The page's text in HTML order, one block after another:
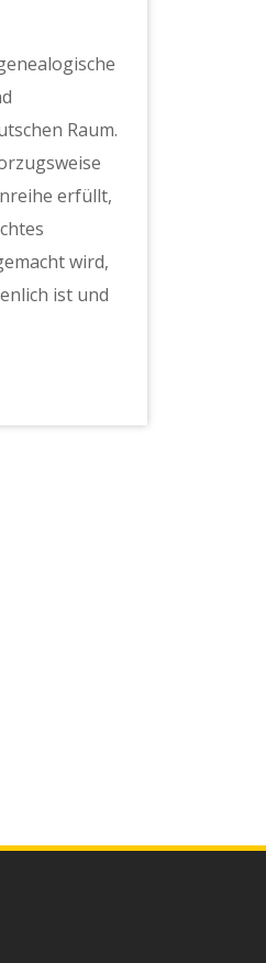
Raum.
erfüllt,
wird,
ist und